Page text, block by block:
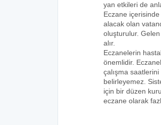
yan etkileri de
Eczane içerisinde
alacak olan
oluşturulur.
alır.
Eczanelerin
önemlidir.
çalışma
belirleyemez.
için bir düzen
eczane olarak